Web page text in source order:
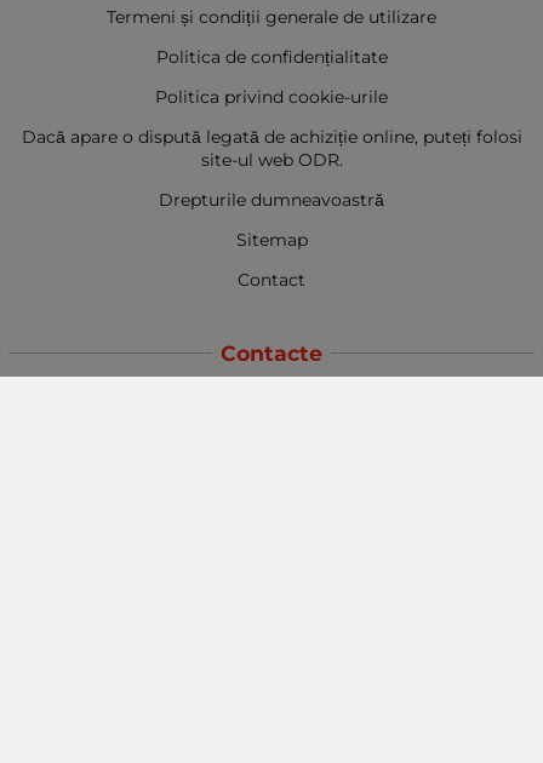
Termeni și condiții generale de utilizare
Politica de confidențialitate
Politica privind cookie-urile
Dacă apare o dispută legată de achiziție online, puteți folosi
site-ul web ODR.
Drepturile dumneavoastră
Sitemap
Contact
Contacte